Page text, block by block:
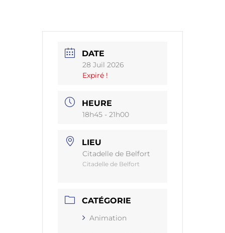
DATE
28 Juil 2026
Expiré !
HEURE
18h45 - 21h00
LIEU
Citadelle de Belfort
Citadelle de Belfort
CATÉGORIE
Animation